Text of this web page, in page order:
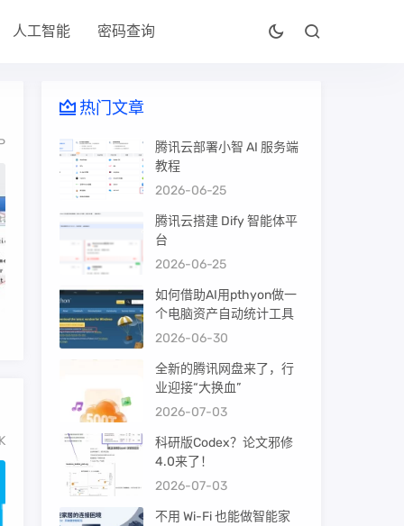
人工智能 密码查询
热门文章
腾讯云部署小智 AI 服务端
教程
2026-06-25
腾讯云搭建 Dify 智能体平
台
2026-06-25
如何借助AI用pthyon做一
个电脑资产自动统计工具
2026-06-30
全新的腾讯网盘来了，行
业迎接“大换血”
2026-07-03
科研版Codex？论文邪修
4.0来了！
2026-07-03
不用 Wi-Fi 也能做智能家